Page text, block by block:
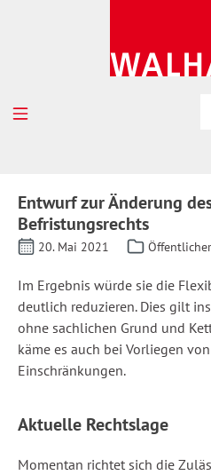
Entwurf zur Änderung
Befristungsrechts
20. Mai 2021
Im Ergebnis würde sie die
deutlich reduzieren. Dies gilt
ohne sachlichen Grund und
käme es auch bei Vorliegen
Einschränkungen.
Aktuelle Rechtslage
Momentan richtet sich die